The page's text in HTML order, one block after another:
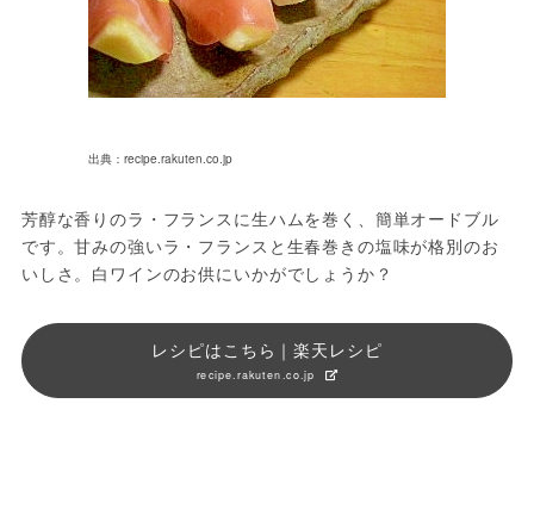
出典：recipe.rakuten.co.jp
芳醇な香りのラ・フランスに生ハムを巻く、簡単オードブル
です。甘みの強いラ・フランスと生春巻きの塩味が格別のお
いしさ。白ワインのお供にいかがでしょうか？
レシピはこちら｜楽天レシピ
recipe.rakuten.co.jp